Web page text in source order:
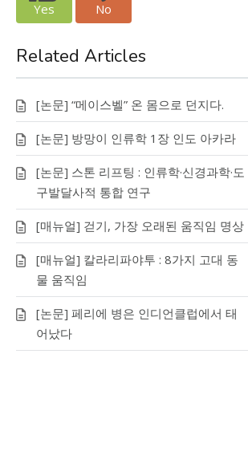
Yes No
Related Articles
[논문] “메이스벨” 온 몸으로 던지다.
[논문] 방망이 인류학 1장 인도 아카라
[논문] 스톤 리프팅 : 인류학·신경과학·도
구발달사적 통합 연구
[매뉴얼] 걷기, 가장 오래된 움직임 명상
[매뉴얼] 칼라리파야투 : 8가지 고대 동
물 움직임
[논문] 페리에 병은 인디언클럽에서 태
어났다